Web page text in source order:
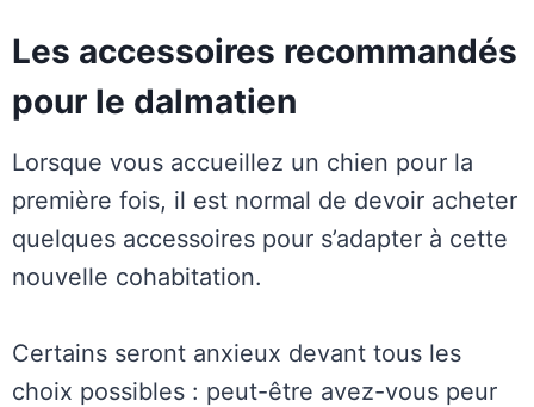
Les accessoires recommandés
pour le dalmatien
Lorsque vous accueillez un chien pour la
première fois, il est normal de devoir acheter
quelques accessoires pour s’adapter à cette
nouvelle cohabitation.
Certains seront anxieux devant tous les
choix possibles : peut-être avez-vous peur